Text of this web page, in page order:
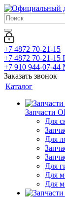
+7 4872 70-21-15
+7 4872 70-21-15
+7 910 944-07-44
Заказать звонок
Каталог
Запчасти
Для
Для
Для
Для
Для